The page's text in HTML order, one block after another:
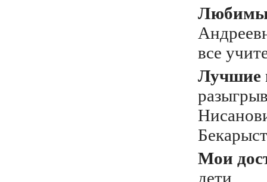
все
Лучшие
Мои
дети